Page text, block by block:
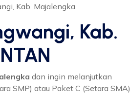
Kab. Majalengka
Kab.
dan ingin melanjutkan
SMP) atau Paket C (Setara SMA),